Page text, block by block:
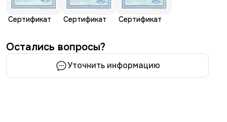
Сертификат Сертификат Сертификат
Остались вопросы?
Уточнить информацию